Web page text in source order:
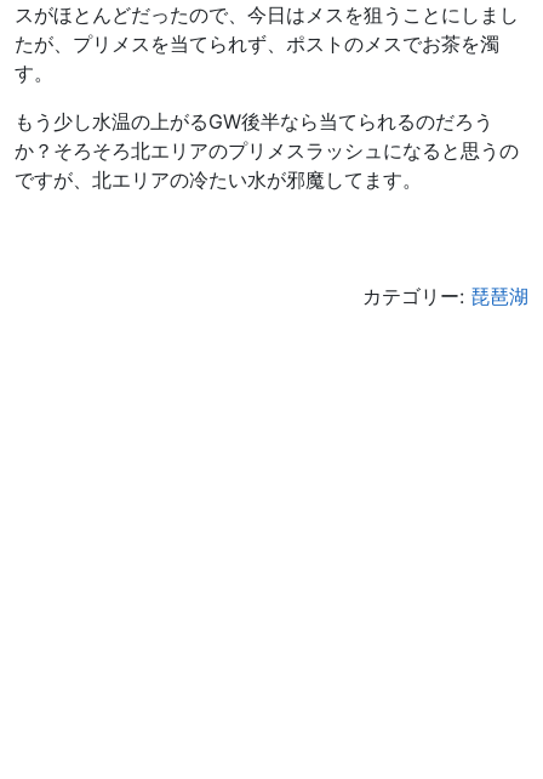
スがほとんどだったので、今日はメスを狙うことにしまし
たが、プリメスを当てられず、ポストのメスでお茶を濁
す。
もう少し水温の上がるGW後半なら当てられるのだろう
か？そろそろ北エリアのプリメスラッシュになると思うの
ですが、北エリアの冷たい水が邪魔してます。
カテゴリー: 琵琶湖